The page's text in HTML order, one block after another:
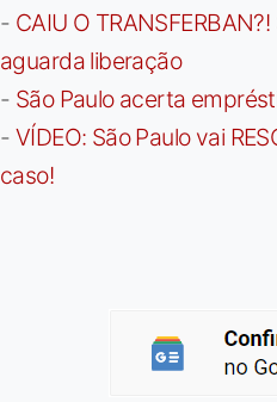
- CAIU O
aguarda liberação
- São Paulo acerta
- VÍDEO: São Paulo vai
caso!